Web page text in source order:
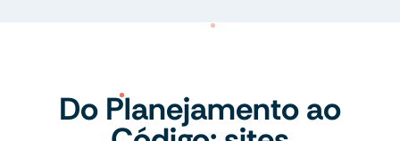
Do Planejamento ao